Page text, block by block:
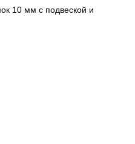
мм с подвеской и